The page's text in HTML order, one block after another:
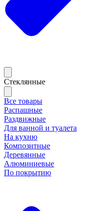
Стеклянные
Все товары
Распашные
Раздвижные
Для ванной и туалета
На кухню
Композитные
Деревянные
Алюминиевые
По покрытию